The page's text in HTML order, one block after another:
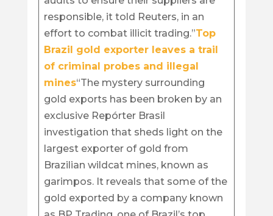
responsible, it told Reuters, in an
effort to combat illicit trading.”Top
Brazil gold exporter leaves a trail
of criminal probes and illegal
mines“The mystery surrounding
gold exports has been broken by an
exclusive Repórter Brasil
investigation that sheds light on the
largest exporter of gold from
Brazilian wildcat mines, known as
garimpos. It reveals that some of the
gold exported by a company known